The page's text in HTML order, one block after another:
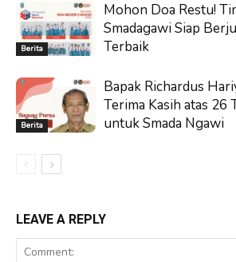
Berita
Mohon Doa Restu!
Smadagawi Siap
Terbaik
Berita
Bapak Richardus
Terima Kasih atas 26
untuk Smada Ngawi
LEAVE A REPLY